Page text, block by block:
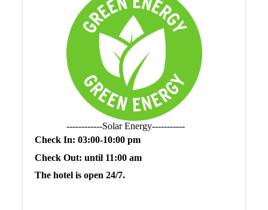
------------Solar Energy-----------
Check In: 03:00-10:00 pm
Check Out: until 11:00 am
The hotel is open 24/7.